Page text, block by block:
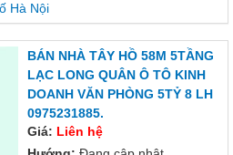
Hà Nội
BÁN NHÀ TÂY HỒ 58M 5TẦNG
LẠC LONG QUÂN Ô TÔ KINH
DOANH VĂN PHÒNG 5TỶ 8 LH
0975231885.
Giá: Liên hệ